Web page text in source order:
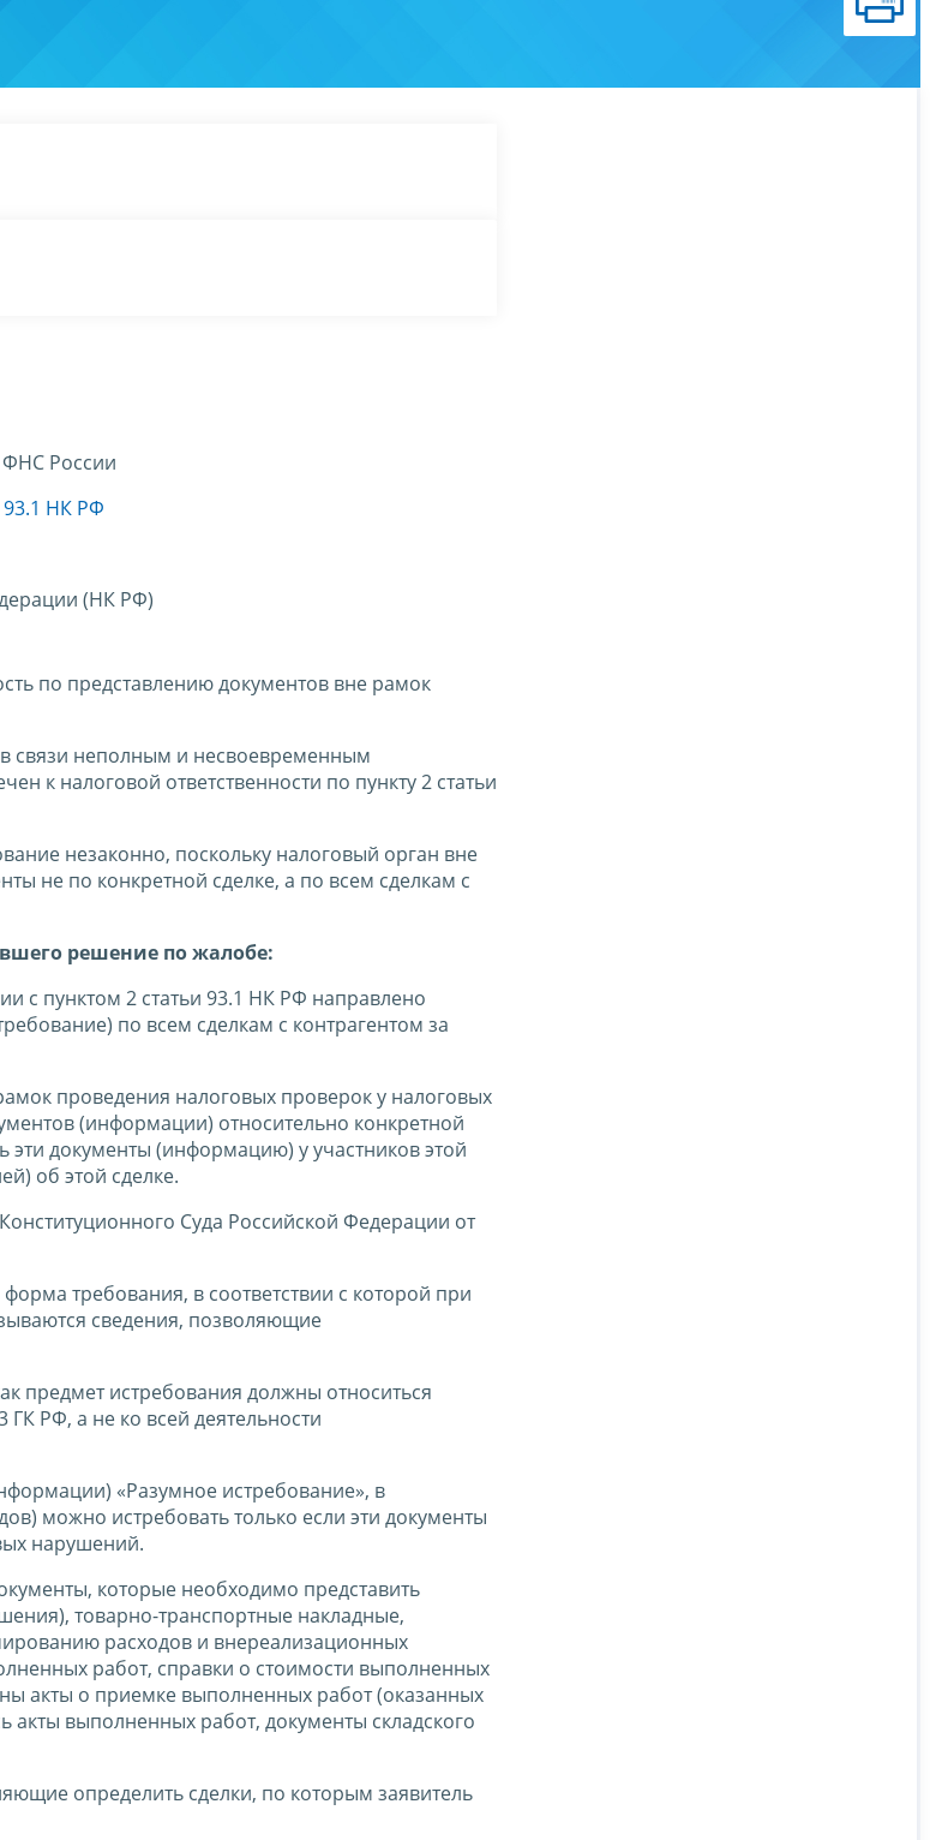
России
93.1 НК РФ
(НК РФ)
по представлению документов вне рамок
в связи неполным и несвоевременным
к налоговой ответственности по пункту 2 статьи
незаконно, поскольку налоговый орган вне
не по конкретной сделке, а по всем сделкам с
решение по жалобе:
с пунктом 2 статьи 93.1 НК РФ направлено
по всем сделкам с контрагентом за
проведения налоговых проверок у налоговых
(информации) относительно конкретной
эти документы (информацию) у участников этой
об этой сделке.
Суда Российской Федерации от
требования, в соответствии с которой при
сведения, позволяющие
предмет истребования должны относиться
ГК РФ, а не ко всей деятельности
«Разумное истребование», в
можно истребовать только если эти документы
нарушений.
которые необходимо представить
товарно-транспортные накладные,
расходов и внереализационных
работ, справки о стоимости выполненных
акты о приемке выполненных работ (оказанных
акты выполненных работ, документы складского
определить сделки, по которым заявитель